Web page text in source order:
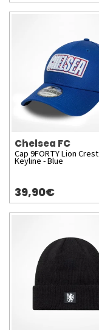
Chelsea FC
Cap 9FORTY Lion Crest
Keyline - Blue
39,90€